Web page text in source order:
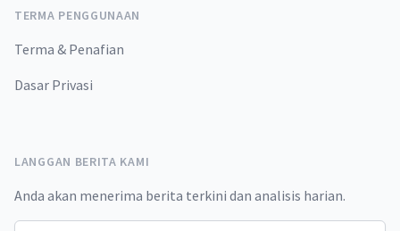
TERMA PENGGUNAAN
Terma & Penafian
Dasar Privasi
LANGGAN BERITA KAMI
Anda akan menerima berita terkini dan analisis harian.